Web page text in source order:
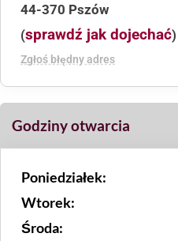
44-370 Pszów
(sprawdź jak dojechać)
Zgłoś błędny adres
Godziny otwarcia
Poniedziałek:
Wtorek:
Środa: